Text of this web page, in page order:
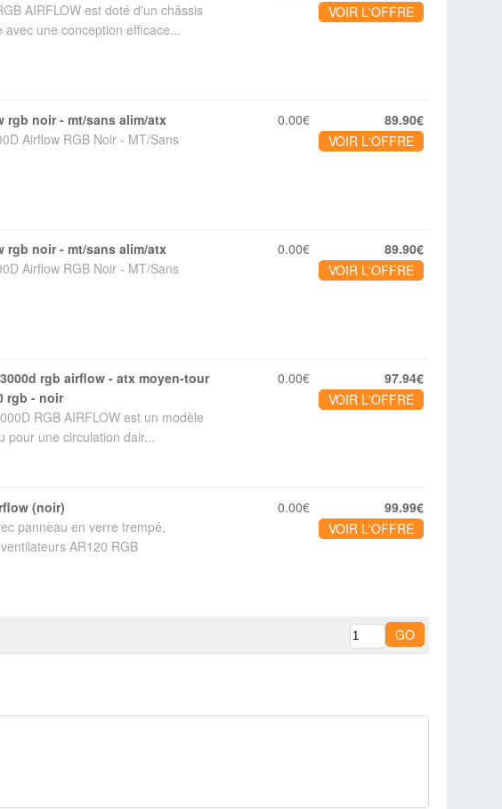
AIRFLOW est doté d'un châssis
avec une conception efficace...
VOIR L'OFFRE
rgb noir - mt/sans alim/atx
Airflow RGB Noir - MT/Sans
0.00€
89.90€
VOIR L'OFFRE
rgb noir - mt/sans alim/atx
Airflow RGB Noir - MT/Sans
0.00€
89.90€
VOIR L'OFFRE
rgb - noir
RGB AIRFLOW est un modèle
pour une circulation dair...
0.00€
97.94€
VOIR L'OFFRE
(noir)
panneau en verre trempé,
AR120 RGB
0.00€
99.99€
VOIR L'OFFRE